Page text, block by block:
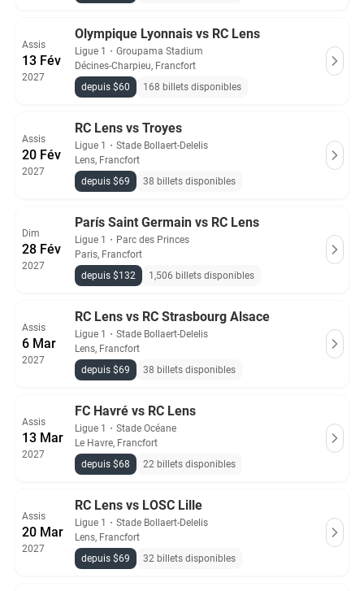
Assis
13 Fév
2027
Olympique Lyonnais vs RC Lens
Ligue 1 ・ Groupama Stadium
Décines-Charpieu, Francfort
depuis $60
168 billets disponibles
Assis
20 Fév
2027
RC Lens vs Troyes
Ligue 1 ・ Stade Bollaert-Delelis
Lens, Francfort
depuis $69
38 billets disponibles
Dim
28 Fév
2027
Parí­s Saint Germain­ vs RC Lens
Ligue 1 ・ Parc des Princes
Paris, Francfort
depuis $132
1,506 billets disponibles
Assis
6 Mar
2027
RC Lens vs RC Strasbourg Alsace
Ligue 1 ・ Stade Bollaert-Delelis
Lens, Francfort
depuis $69
38 billets disponibles
Assis
13 Mar
2027
FC Havré vs RC Lens
Ligue 1 ・ Stade Océane
Le Havre, Francfort
depuis $68
22 billets disponibles
Assis
20 Mar
2027
RC Lens vs LOSC Lille
Ligue 1 ・ Stade Bollaert-Delelis
Lens, Francfort
depuis $69
32 billets disponibles